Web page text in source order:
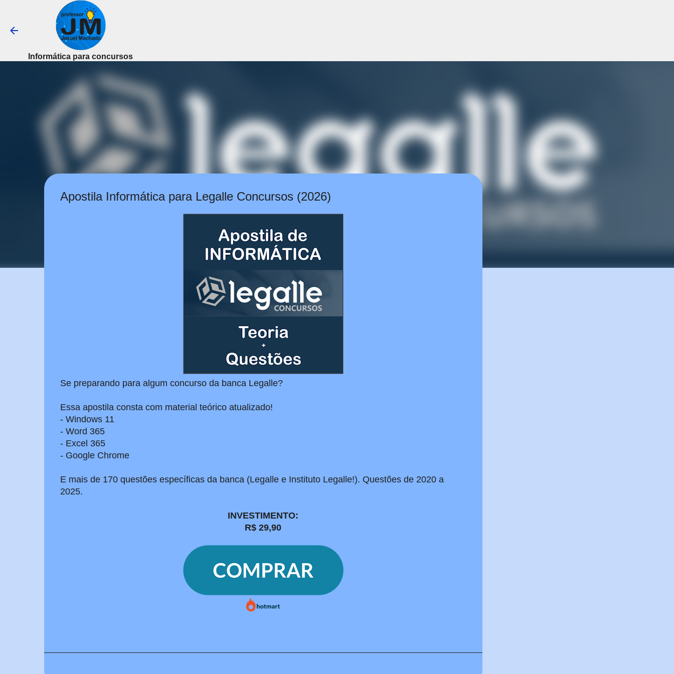
Informática para concursos
Apostila Informática para Legalle Concursos (2026)
Se preparando para algum concurso da banca Legalle?
Essa apostila consta com material teórico atualizado!
- Windows 11
- Word 365
- Excel 365
- Google Chrome
E mais de 170 questões específicas da banca (Legalle e Instituto Legalle!). Questões de 2020 a
2025.
INVESTIMENTO:
R$ 29,90